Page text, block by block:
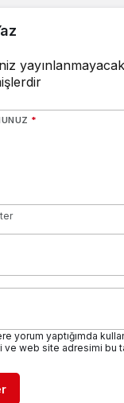
*
yorum yaptığımda
web site adresimi bu